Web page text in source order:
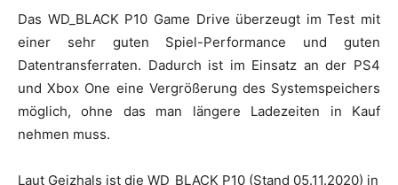
Das WD_BLACK P10 Game Drive überzeugt im Test mit
einer sehr guten Spiel-Performance und guten
Datentransferraten. Dadurch ist im Einsatz an der PS4
und Xbox One eine Vergrößerung des Systemspeichers
möglich, ohne das man längere Ladezeiten in Kauf
nehmen muss.
Laut Geizhals ist die WD_BLACK P10 (Stand 05.11.2020) in